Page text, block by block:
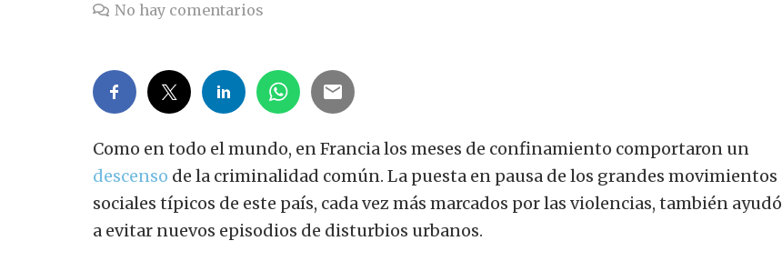
No hay comentarios
Como en todo el mundo, en Francia los meses de confinamiento comportaron un
descenso de la criminalidad común. La puesta en pausa de los grandes movimientos
sociales típicos de este país, cada vez más marcados por las violencias, también ayudó
a evitar nuevos episodios de disturbios urbanos.